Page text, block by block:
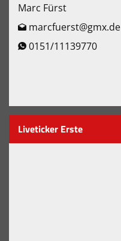
Marc Fürst
marcfuerst@gmx.de
0151/11139770
Liveticker Erste